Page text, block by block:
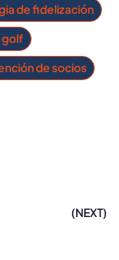
de fidelización
golf
de socios
(NEXT)